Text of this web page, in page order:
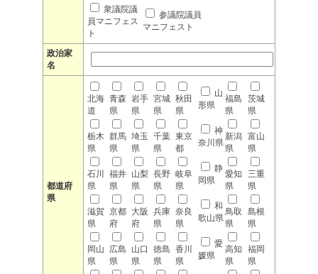
衆議院議
員マニフェス
ト
参議院議員
マニフェスト
政治家
名
都道府
県
北海
道
青森
県
岩手
県
宮城
県
秋田
県
山
形県
福島
県
茨城
県
栃木
県
群馬
県
埼玉
県
千葉
県
東京
都
神
奈川県
新潟
県
富山
県
石川
県
福井
県
山梨
県
長野
県
岐阜
県
静
岡県
愛知
県
三重
県
滋賀
県
京都
府
大阪
府
兵庫
県
奈良
県
和
歌山県
鳥取
県
島根
県
岡山
県
広島
県
山口
県
徳島
県
香川
県
愛
媛県
高知
県
福岡
県